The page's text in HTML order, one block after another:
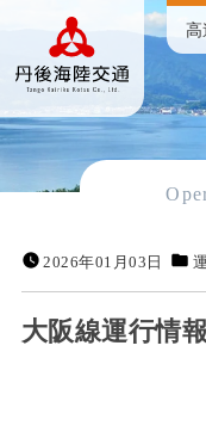
高
2026年01月03日
大阪線運行情報